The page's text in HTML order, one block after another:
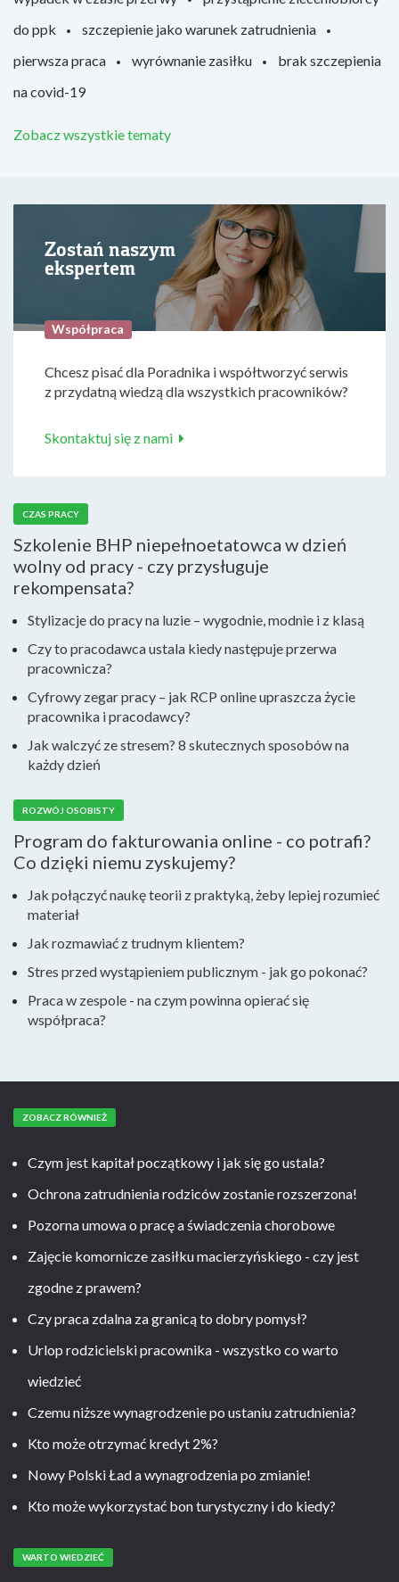
do ppk
szczepienie jako warunek zatrudnienia
pierwsza praca
wyrównanie zasiłku
brak szczepienia
na covid-19
Zobacz wszystkie tematy
Zostań naszym
ekspertem
Współpraca
Chcesz pisać dla Poradnika i współtworzyć serwis
z przydatną wiedzą dla wszystkich pracowników?
Skontaktuj się z nami
CZAS PRACY
Szkolenie BHP niepełnoetatowca w dzień
wolny od pracy - czy przysługuje
rekompensata?
Stylizacje do pracy na luzie – wygodnie, modnie i z klasą
Czy to pracodawca ustala kiedy następuje przerwa
pracownicza?
Cyfrowy zegar pracy – jak RCP online upraszcza życie
pracownika i pracodawcy?
Jak walczyć ze stresem? 8 skutecznych sposobów na
każdy dzień
ROZWÓJ OSOBISTY
Program do fakturowania online - co potrafi?
Co dzięki niemu zyskujemy?
Jak połączyć naukę teorii z praktyką, żeby lepiej rozumieć
materiał
Jak rozmawiać z trudnym klientem?
Stres przed wystąpieniem publicznym - jak go pokonać?
Praca w zespole - na czym powinna opierać się
współpraca?
ZOBACZ RÓWNIEŻ
Czym jest kapitał początkowy i jak się go ustala?
Ochrona zatrudnienia rodziców zostanie rozszerzona!
Pozorna umowa o pracę a świadczenia chorobowe
Zajęcie komornicze zasiłku macierzyńskiego - czy jest
zgodne z prawem?
Czy praca zdalna za granicą to dobry pomysł?
Urlop rodzicielski pracownika - wszystko co warto
wiedzieć
Czemu niższe wynagrodzenie po ustaniu zatrudnienia?
Kto może otrzymać kredyt 2%?
Nowy Polski Ład a wynagrodzenia po zmianie!
Kto może wykorzystać bon turystyczny i do kiedy?
WARTO WIEDZIEĆ